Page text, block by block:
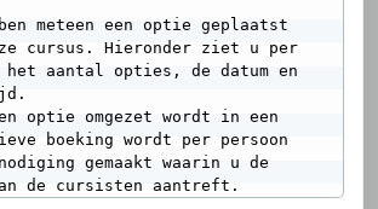
meteen een optie geplaatst
cursus. Hieronder ziet u per
het aantal opties, de datum en
optie omgezet wordt in een
boeking wordt per persoon
gemaakt waarin u de
de cursisten aantreft.